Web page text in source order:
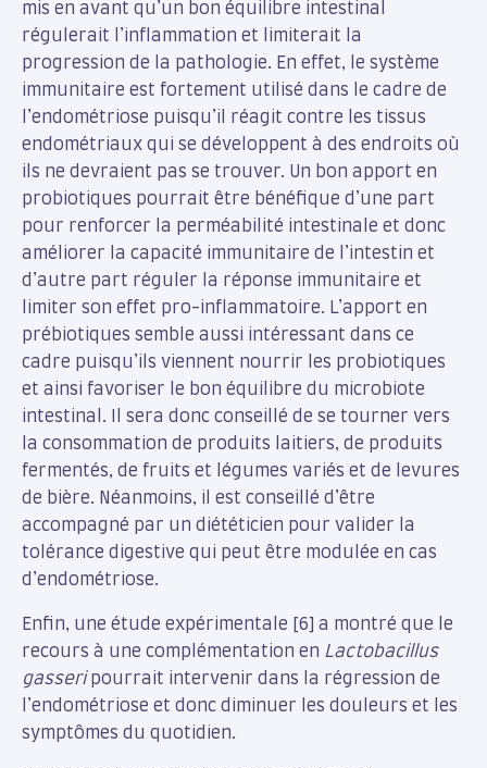
mis en avant qu’un bon équilibre intestinal
régulerait l’inflammation et limiterait la
progression de la pathologie. En effet, le système
immunitaire est fortement utilisé dans le cadre de
l’endométriose puisqu’il réagit contre les tissus
endométriaux qui se développent à des endroits où
ils ne devraient pas se trouver. Un bon apport en
probiotiques pourrait être bénéfique d’une part
pour renforcer la perméabilité intestinale et donc
améliorer la capacité immunitaire de l’intestin et
d’autre part réguler la réponse immunitaire et
limiter son effet pro-inflammatoire. L’apport en
prébiotiques semble aussi intéressant dans ce
cadre puisqu’ils viennent nourrir les probiotiques
et ainsi favoriser le bon équilibre du microbiote
intestinal. Il sera donc conseillé de se tourner vers
la consommation de produits laitiers, de produits
fermentés, de fruits et légumes variés et de levures
de bière. Néanmoins, il est conseillé d’être
accompagné par un diététicien pour valider la
tolérance digestive qui peut être modulée en cas
d’endométriose.
Enfin, une étude expérimentale [6] a montré que le
recours à une complémentation en Lactobacillus
gasseripourrait intervenir dans la régression de
l’endométriose et donc diminuer les douleurs et les
symptômes du quotidien.